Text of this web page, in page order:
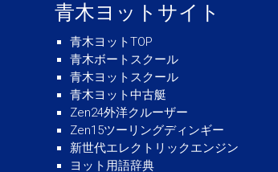
青木ヨットサイト
青木ヨットTOP
青木ボートスクール
青木ヨットスクール
青木ヨット中古艇
Zen24外洋クルーザー
Zen15ツーリングディンギー
新世代エレクトリックエンジン
ヨット用語辞典